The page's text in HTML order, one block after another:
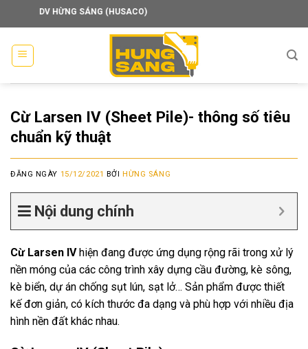
to
content
HỪNG SÁNG (HUSACO)
Cừ Larsen IV (Sheet Pile)- thông số tiêu
chuẩn kỹ thuật
ĐĂNG NGÀY 15/12/2021 BỞIHỪNG SÁNG
Nội dung chính
Cừ Larsen IVhiện đang được ứng dụng rộng rãi trong xử lý
nền móng của các công trình xây dựng cầu đường, kè sông,
kè biển, dự án chống sụt lún, sạt lở… Sản phẩm được thiết
kế đơn giản, có kích thước đa dạng và phù hợp với nhiều địa
hình nền đất khác nhau.